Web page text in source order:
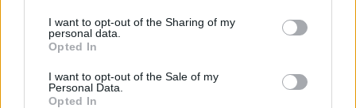
I want to opt-out of the Sharing of my
personal data.
Opted In
I want to opt-out of the Sale of my
Personal Data.
Opted In